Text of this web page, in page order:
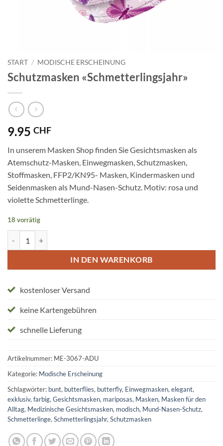
START / MODISCHE ERSCHEINUNG
Schutzmasken «Schmetterlingsjahr»
9.95 CHF
In unserem Masken Shop finden Sie Gesichtsmasken als
Atemschutz-Masken, Einwegmasken, Schutzmasken,
Stoffmasken, FFP2/KN95- Masken, Kindermasken und
Seidenmasken als Mund-Nasen-Schutz. Motiv: rosa und
violette Schmetterlinge.
18 vorrätig
IN DEN WARENKORB
kostenloser Versand
keine Kartengebühren
schnelle Lieferung
Artikelnummer: ME-3067-ADU
Kategorie: Modische Erscheinung
Schlagwörter: bunt, butterflies, butterfly, Einwegmasken, elegant,
exklusiv, farbig, Gesichtsmasken, mariposas, Masken, Masken für den
Alltag, Medizinische Gesichtsmasken, modisch, Mund-Nasen-Schutz,
Schmetterlinge, Schmetterlingsjahr, Schutzmasken